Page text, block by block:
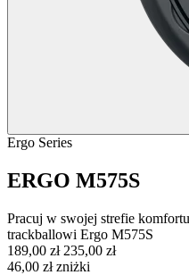
Ergo Series
ERGO M575S
Pracuj w swojej strefie
trackballowi Ergo M575S
189,00 zł 235,00 zł
46,00 zł zniżki